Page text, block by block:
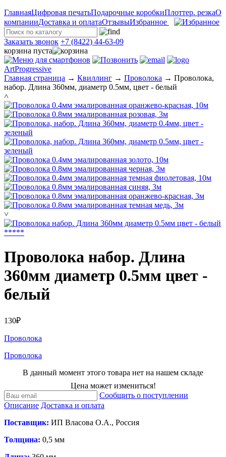
ГлавнаяЦифровая печатьПодарочные коробкиПлоттер. резкаО
компанииДоставка и оплатаОтзывыИзбранное
Заказать звонок +7 (8422) 44-63-09
корзина пуста
ArtProgressive
Главная страница → Квиллинг → Проволока → Проволока,
набор. Длина 360мм, диаметр 0.5мм, цвет - белый
˄
˅
*****
Проволока набор. Длина
360мм диаметр 0.5мм цвет -
белый
130₽
Проволока
Проволока
В данный момент этого товара нет на нашем складе
Цена может измениться!
Сообщить о поступлении
Описание Доставка и оплата
Поставщик: ИП Власова О.А., Россия
Толщина: 0,5 мм